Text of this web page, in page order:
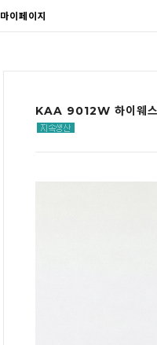
마이페이지
KAA 9012W 하이웨스